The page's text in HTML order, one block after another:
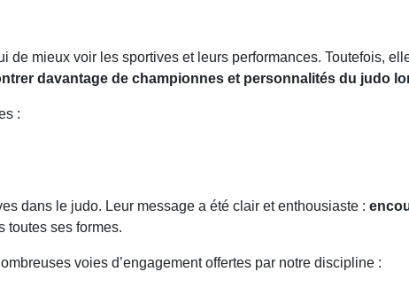
mieux voir les sportives et leurs performances. Toutefois,
davantage de championnes et personnalités du judo
:
dans le judo. Leur message a été clair et enthousiaste :
toutes ses formes.
voies d’engagement offertes par notre discipline :